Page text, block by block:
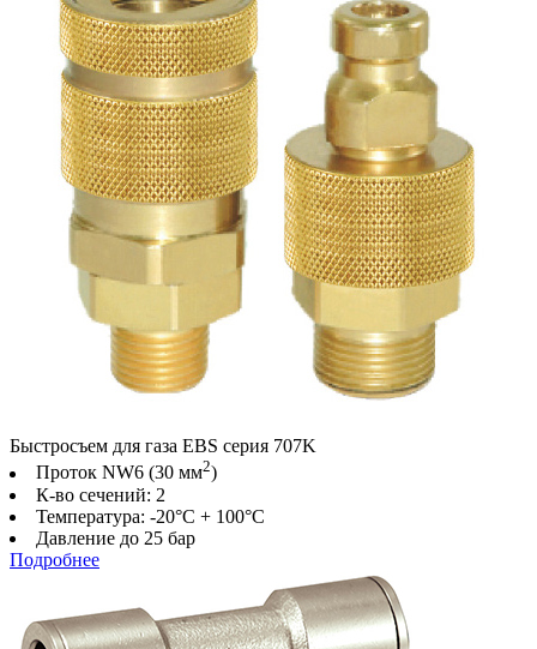
Быстросъем для газа EBS серия 707K
Проток NW6 (30 мм2)
К-во сечений: 2
Температура: -20°C + 100°C
Давление до 25 бар
Подробнее